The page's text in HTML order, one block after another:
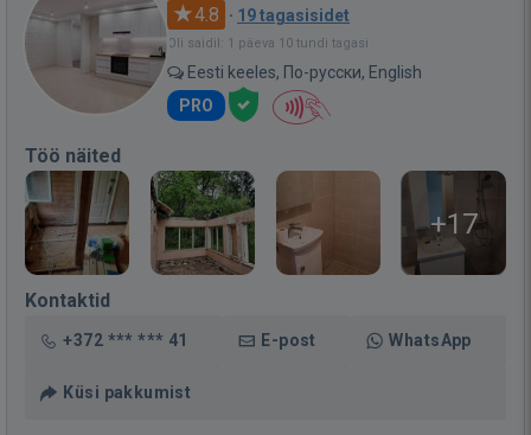
4.8 · 19 tagasisidet
Oli saidil: 1 päeva 10 tundi tagasi
Eesti keeles, По-русски, English
PRO
Töö näited
+17
Kontaktid
+372 *** *** 41 E-post WhatsApp
Küsi pakkumist